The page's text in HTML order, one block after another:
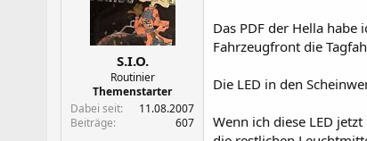
S.I.O.
Routinier
Themenstarter
Dabei seit
11.08.2007
Beiträge
607
Das PDF der Hella
Fahrzeugfront die
Die LED in den
Wenn ich diese LED